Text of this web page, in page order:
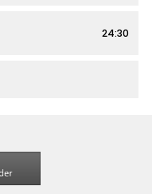
24:30